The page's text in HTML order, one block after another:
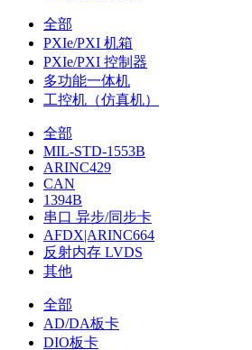
全部
PXIe/PXI 机箱
PXIe/PXI 控制器
多功能一体机
工控机（仿真机）
全部
MIL-STD-1553B
ARINC429
CAN
1394B
串口 异步/同步卡
AFDX|ARINC664
反射内存 LVDS
其他
全部
AD/DA板卡
DIO板卡